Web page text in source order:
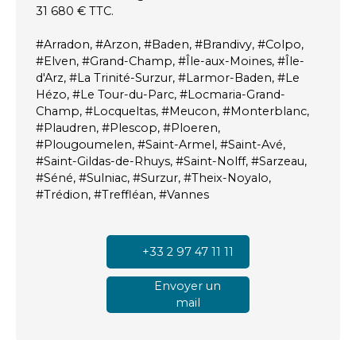
31 680 € TTC.
#Arradon, #Arzon, #Baden, #Brandivy, #Colpo,
#Elven, #Grand-Champ, #Île-aux-Moines, #Île-
d'Arz, #La Trinité-Surzur, #Larmor-Baden, #Le
Hézo, #Le Tour-du-Parc, #Locmaria-Grand-
Champ, #Locqueltas, #Meucon, #Monterblanc,
#Plaudren, #Plescop, #Ploeren,
#Plougoumelen, #Saint-Armel, #Saint-Avé,
#Saint-Gildas-de-Rhuys, #Saint-Nolff, #Sarzeau,
#Séné, #Sulniac, #Surzur, #Theix-Noyalo,
#Trédion, #Treffléan, #Vannes
+33 2 97 47 11 11
Envoyer un
mail